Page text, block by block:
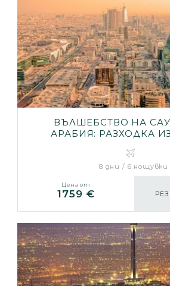
ВЪЛШЕБСТВО НА
АРАБИЯ: РАЗХОДКА
8 дни / 6 нощувки
Цена от
1759 €